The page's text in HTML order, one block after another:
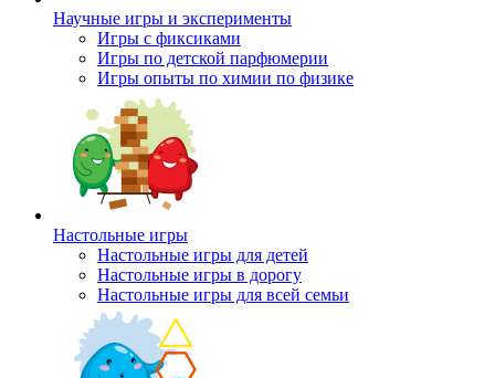
Научные игры и эксперименты
Игры с фиксиками
Игры по детской парфюмерии
Игры опыты по химии по физике
Настольные игры
Настольные игры для детей
Настольные игры в дорогу
Настольные игры для всей семьи